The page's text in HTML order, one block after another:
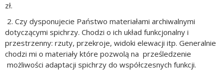
zł.
2. Czy dysponujecie Państwo materiałami archiwalnymi
dotyczącymi spichrzy. Chodzi o ich układ funkcjonalny i
przestrzenny: rzuty, przekroje, widoki elewacji itp. Generalnie
chodzi mi o materiały które pozwolą na prześledzenie
możliwości adaptacji spichrzy do współczesnych funkcji.